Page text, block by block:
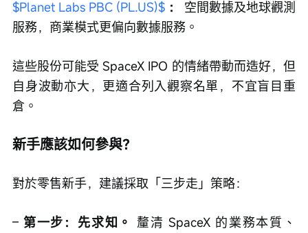
$Planet Labs PBC (PL.US)$ ：
空間數據及地球觀測
服務，商業模式更偏向數據服務。
這些股份可能受 SpaceX IPO 的情緒帶動而造好，但
自身波動亦大，更適合列入觀察名單，不宜盲目重
倉。
新手應該如何參與？
對於零售新手，建議採取「三步走」策略：
– 第一步：先求知。
釐清 SpaceX 的業務本質、